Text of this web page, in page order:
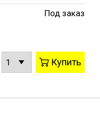
Под заказ
Купить